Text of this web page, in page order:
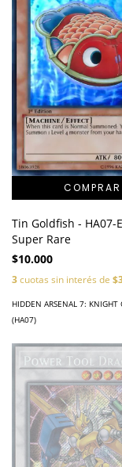
Tin Goldfish - HA07-
Super Rare
$10.000
3cuotas sin interés de
HIDDEN ARSENAL 7: KNIGHT
(HA07)